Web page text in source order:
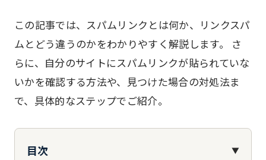
この記事では、スパムリンクとは何か、リンクスパ
ムとどう違うのかをわかりやすく解説します。 さ
らに、自分のサイトにスパムリンクが貼られていな
いかを確認する方法や、見つけた場合の対処法ま
で、具体的なステップでご紹介。
目次 ▼